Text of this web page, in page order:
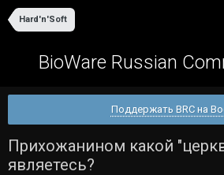
Hard'n'Soft
BioWare Russian
Поддержать BRC на
Прихожанином какой
являетесь?